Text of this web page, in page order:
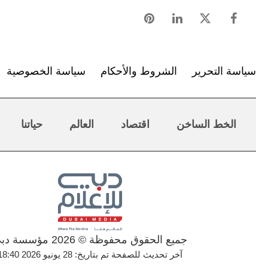
سياسة التحرير الشروط والأحكام سياسة الخصوصية
الخط الساخن اقتصاد العالم حياتنا
جميع الحقوق محفوظة © 2026 مؤسسة دبي
آخر تحديث للصفحة تم بتاريخ: 28 يونيو 2026 18:40